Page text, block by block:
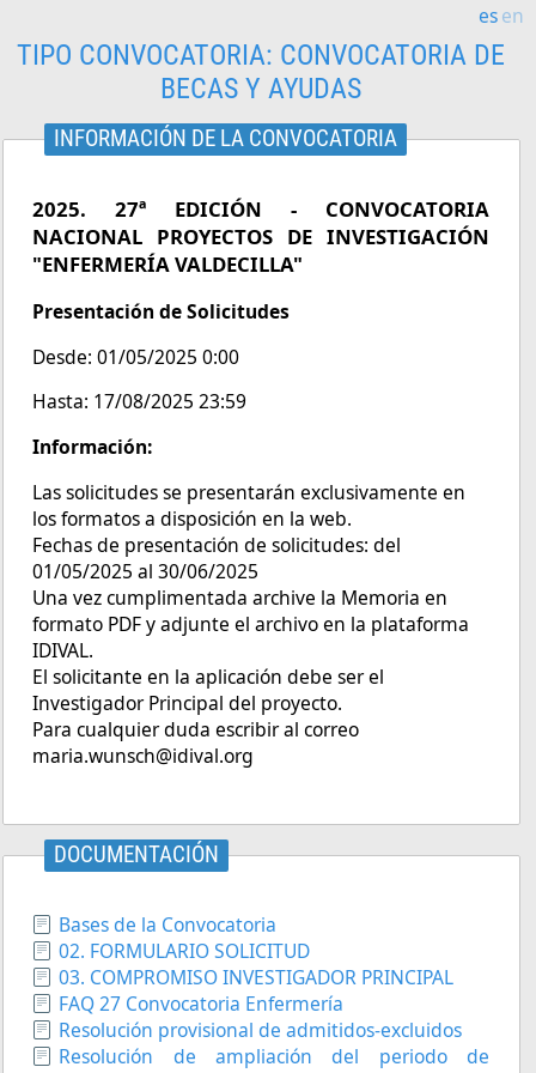
esen
TIPO CONVOCATORIA: CONVOCATORIA DE
BECAS Y AYUDAS
INFORMACIÓN DE LA CONVOCATORIA
2025. 27ª EDICIÓN - CONVOCATORIA
NACIONAL PROYECTOS DE INVESTIGACIÓN
"ENFERMERÍA VALDECILLA"
Presentación de Solicitudes
Desde: 01/05/2025 0:00
Hasta: 17/08/2025 23:59
Información:
Las solicitudes se presentarán exclusivamente en
los formatos a disposición en la web.
Fechas de presentación de solicitudes: del
01/05/2025 al 30/06/2025
Una vez cumplimentada archive la Memoria en
formato PDF y adjunte el archivo en la plataforma
IDIVAL.
El solicitante en la aplicación debe ser el
Investigador Principal del proyecto.
Para cualquier duda escribir al correo
maria.wunsch@idival.org
DOCUMENTACIÓN
Bases de la Convocatoria
02. FORMULARIO SOLICITUD
03. COMPROMISO INVESTIGADOR PRINCIPAL
FAQ 27 Convocatoria Enfermería
Resolución provisional de admitidos-excluidos
Resolución de ampliación del periodo de